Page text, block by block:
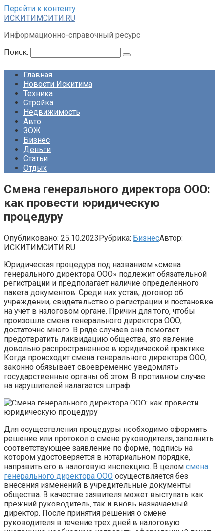
Перейти к контенту
ИСКИТИМСИТИ.RU
Информационно-справочный ресурс
Поиск:
Главная
Новости Искитима
Техника
Стройка
Недвижимость
Авто
ЗОЖ
Бизнес
Деньги
Статьи
Отдых
Смена генерального директора ООО:
как провести юридическую
процедуру
Опубликовано: 25.10.2023Рубрика: БизнесАвтор:
ИСКИТИМСИТИ.RU
Юридическая процедура под названием «смена
генерального директора ООО» подлежит обязательной
регистрации и предполагает наличие определенного
пакета документов. Среди них устав, договор об
учреждении, свидетельство о регистрации и постановке
на учет в налоговом органе. Причин для того, чтобы
произошла смена генерального директора ООО,
достаточно много. В ряде случаев она помогает
предотвратить ликвидацию общества, это явление
довольно распространенное в юридической практике.
Когда происходит смена генерального директора ООО,
законно обязывает своевременно уведомлять
государственные органы об этом. В противном случае
на нарушителей налагается штраф.
Для осуществления процедуры необходимо оформить
решение или протокол о смене руководителя, заполнить
соответствующее заявление по форме, подпись на
котором удостоверяется в нотариальном порядке,
направить его в налоговую инспекцию. В целом смена
генерального директора ООО осуществляется без
внесения изменений в учредительные документы
общества. В качестве заявителя может выступать как
прежний руководитель, так и вновь назначаемый
директор. После принятия решения о смене
руководителя в течение трех дней в налоговую